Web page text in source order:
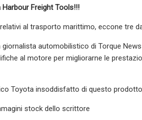
Freight Tools!!!
al trasporto marittimo, eccone tre
automobilistico di Torque
al motore per migliorarne le
Toyota insoddisfatto di questo
stock dello scrittore